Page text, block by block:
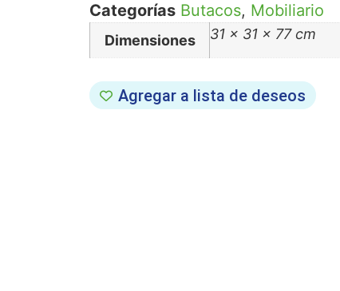
Categorías Butacos, Mobiliario
Dimensiones 31 × 31 × 77 cm
Agregar a lista de deseos